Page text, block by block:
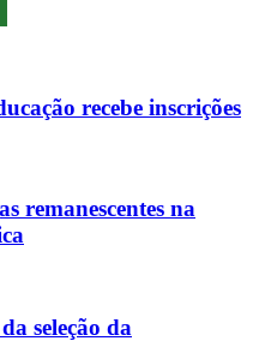
recebe inscrições
remanescentes na
seleção da